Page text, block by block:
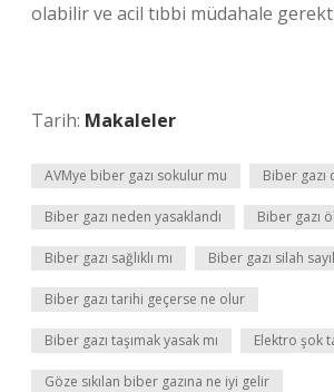
olabilir ve acil tıbbi müdahale
Tarih: Makaleler
AVMye biber gazı sokulur mu Biber gazı
Biber gazı neden yasaklandı Biber gazı
Biber gazı sağlıklı mı Biber gazı silah
Biber gazı tarihi geçerse ne olur
Biber gazı taşımak yasak mı Elektro şok
Göze sıkılan biber gazına ne iyi gelir